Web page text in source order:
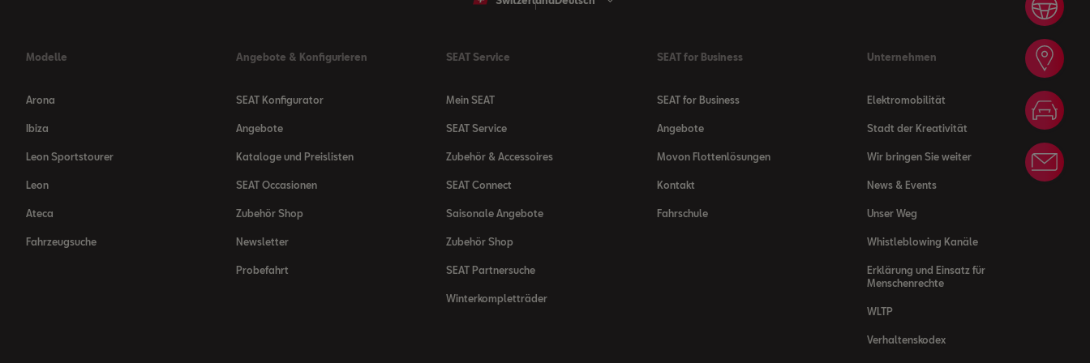
Modelle
Arona
Ibiza
Leon Sportstourer
Leon
Ateca
Fahrzeugsuche
Angebote & Konfigurieren
SEAT Konfigurator
Angebote
Kataloge und Preislisten
SEAT Occasionen
Zubehör Shop
Newsletter
Probefahrt
SEAT Service
Mein SEAT
SEAT Service
Zubehör & Accessoires
SEAT Connect
Saisonale Angebote
Zubehör Shop
SEAT Partnersuche
Winterkompletträder
SEAT for Business
SEAT for Business
Angebote
Movon Flottenlösungen
Kontakt
Fahrschule
Unternehmen
Elektromobilität
Stadt der Kreativität
Wir bringen Sie weiter
News & Events
Unser Weg
Whistleblowing Kanäle
Erklärung und Einsatz für
Menschenrechte
WLTP
Verhaltenskodex